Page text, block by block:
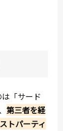
「サード
第三者を経
トパーティ